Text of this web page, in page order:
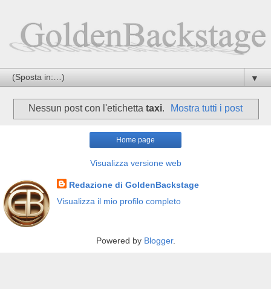
▼
Nessun post con l'etichetta taxi. Mostra tutti i post
Home page
Visualizza versione web
Redazione di GoldenBackstage
Visualizza il mio profilo completo
Powered by Blogger.